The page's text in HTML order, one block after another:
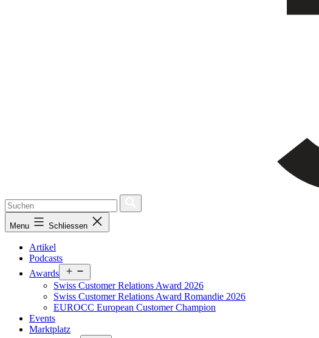
Menu Schliessen
Artikel
Podcasts
Awards
menu
Swiss Customer Relations Award 2026
Swiss Customer Relations Award Romandie 2026
EUROCC European Customer Champion
Events
Marktplatz